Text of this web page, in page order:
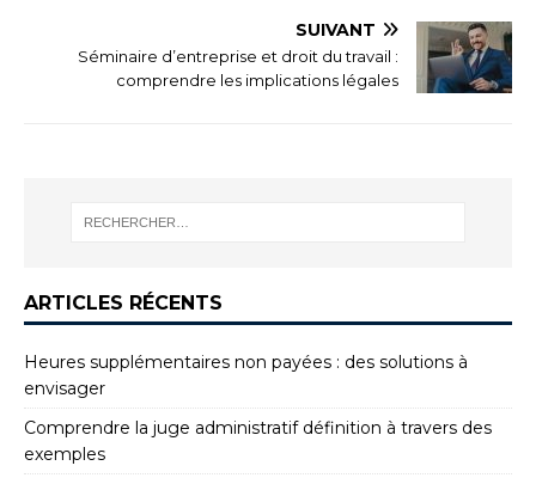
SUIVANT
Séminaire d’entreprise et droit du travail :
comprendre les implications légales
ARTICLES RÉCENTS
Heures supplémentaires non payées : des solutions à
envisager
Comprendre la juge administratif définition à travers des
exemples